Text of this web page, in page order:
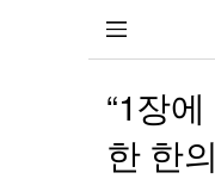
“1장
한 한